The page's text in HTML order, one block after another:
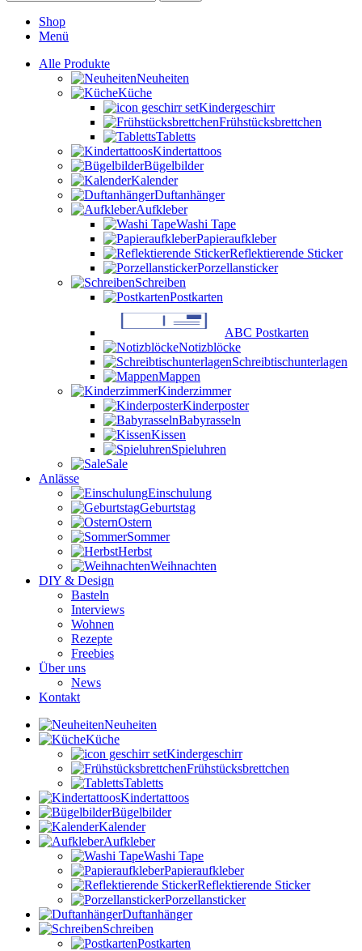
Shop
Menü
Alle Produkte
Neuheiten
Küche
Kindergeschirr
Frühstücksbrettchen
Tabletts
Kindertattoos
Bügelbilder
Kalender
Duftanhänger
Aufkleber
Washi Tape
Papieraufkleber
Reflektierende Sticker
Porzellansticker
Schreiben
Postkarten
ABC Postkarten
Notizblöcke
Schreibtischunterlagen
Mappen
Kinderzimmer
Kinderposter
Babyrasseln
Kissen
Spieluhren
Sale
Anlässe
Einschulung
Geburtstag
Ostern
Sommer
Herbst
Weihnachten
DIY & Design
Basteln
Interviews
Wohnen
Rezepte
Freebies
Über uns
News
Kontakt
Neuheiten
Küche
Kindergeschirr
Frühstücksbrettchen
Tabletts
Kindertattoos
Bügelbilder
Kalender
Aufkleber
Washi Tape
Papieraufkleber
Reflektierende Sticker
Porzellansticker
Duftanhänger
Schreiben
Postkarten